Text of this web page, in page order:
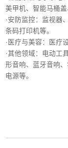
美甲机、智能马桶
‌·安防监控‌：监视器
条码打印机等。
·医疗与美容‌：医疗
‌·其他领域‌：电动工
形音响、蓝牙音响
电源等。